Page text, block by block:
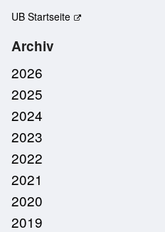
UB Startseite
Archiv
2026
2025
2024
2023
2022
2021
2020
2019